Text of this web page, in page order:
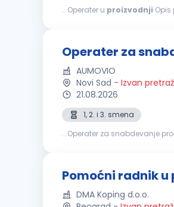
...Operater u proizvodnji
Operater za
AUMOVIO
Novi Sad - Izvan
21.08.2026
1, 2. i 3. smena
Pomoćni radnik
DMA Koping d.o.o.